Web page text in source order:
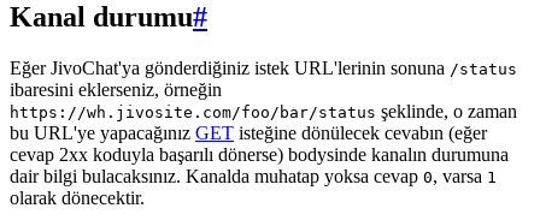
Kanal durumu#
Eğer JivoChat'ya gönderdiğiniz istek URL'lerinin sonuna /status
ibaresini eklerseniz, örneğin
https://wh.jivosite.com/foo/bar/status şeklinde, o zaman
bu URL'ye yapacağınız GET isteğine dönülecek cevabın (eğer
cevap 2xx koduyla başarılı dönerse) bodysinde kanalın durumuna
dair bilgi bulacaksınız. Kanalda muhatap yoksa cevap 0, varsa 1
olarak dönecektir.